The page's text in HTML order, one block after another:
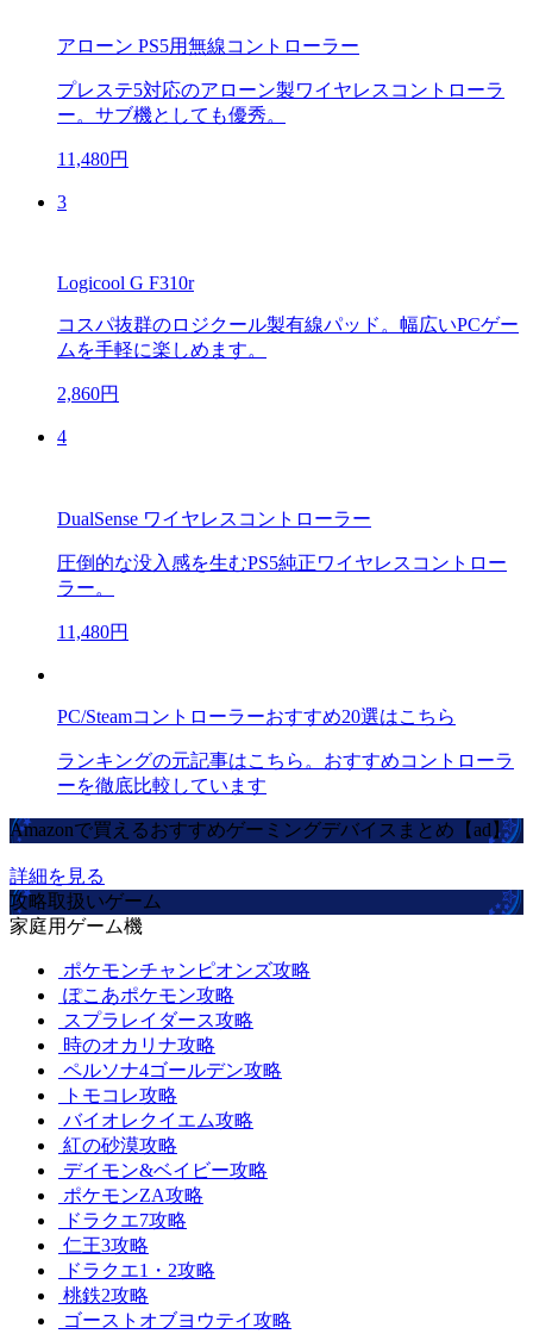
アローン PS5用無線コントローラー
プレステ5対応のアローン製ワイヤレスコントローラ
ー。サブ機としても優秀。
11,480円
3
Logicool G F310r
コスパ抜群のロジクール製有線パッド。幅広いPCゲー
ムを手軽に楽しめます。
2,860円
4
DualSense ワイヤレスコントローラー
圧倒的な没入感を生むPS5純正ワイヤレスコントロー
ラー。
11,480円
PC/Steamコントローラーおすすめ20選はこちら
ランキングの元記事はこちら。おすすめコントローラ
ーを徹底比較しています
Amazonで買えるおすすめゲーミングデバイスまとめ【ad】
詳細を見る
攻略取扱いゲーム
家庭用ゲーム機
ポケモンチャンピオンズ攻略
ぽこあポケモン攻略
スプラレイダース攻略
時のオカリナ攻略
ペルソナ4ゴールデン攻略
トモコレ攻略
バイオレクイエム攻略
紅の砂漠攻略
デイモン&ベイビー攻略
ポケモンZA攻略
ドラクエ7攻略
仁王3攻略
ドラクエ1・2攻略
桃鉄2攻略
ゴーストオブヨウテイ攻略